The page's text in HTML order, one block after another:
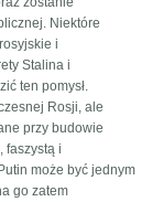
Niektóre
i
Stalina i
ten pomysł.
Rosji, ale
przy budowie
faszystą i
może być jednym
go zatem